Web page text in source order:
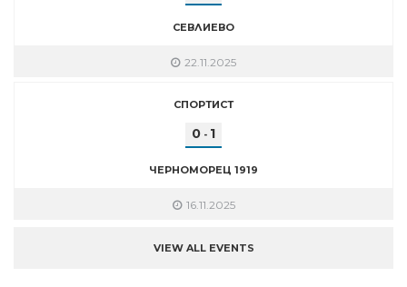
СЕВЛИЕВО
22.11.2025
СПОРТИСТ
0 - 1
ЧЕРНОМОРЕЦ 1919
16.11.2025
VIEW ALL EVENTS